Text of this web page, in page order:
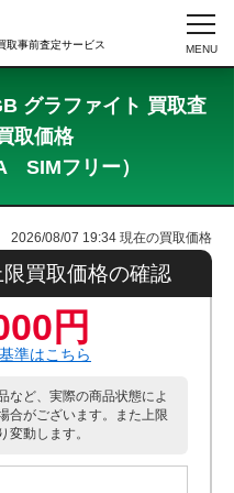
取事前査定サービス
グラファイト 買取査
取価格
SIMフリー）
2026/08/07 19:34 現在の買取価格
買取価格の確認
円
準はこちら
など、実際の商品状態によ
合がございます。また上限
変動します。